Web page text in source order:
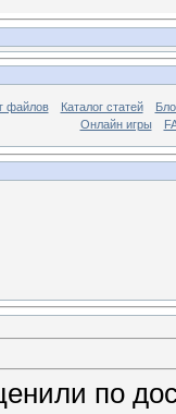
файлов Каталог статей
Онлайн игры
по